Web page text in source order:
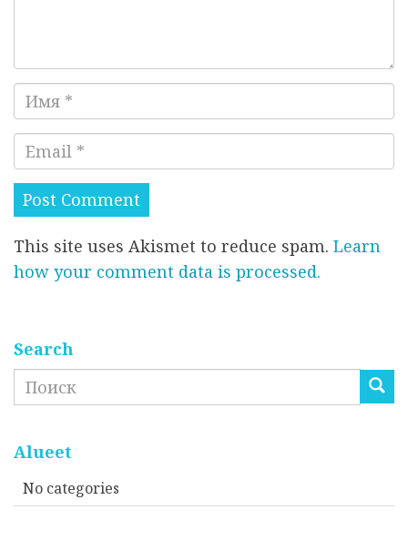
е
т
р
о
а
т
И
м
*
m
i
l
*
This site uses Akismet to reduce spam. Learn
how your comment data is processed.
Search
Search
Alueet
No categories